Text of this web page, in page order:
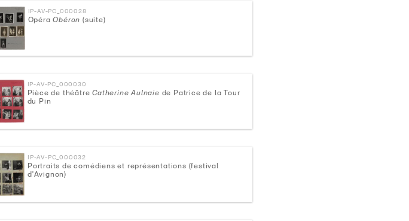
IP-AV-PC_000028
OpéraObéron (suite)
IP-AV-PC_000030
Pièce de théâtreCatherine Aulnaie de Patrice de la Tour
du Pin
IP-AV-PC_000032
Portraits de comédiens et représentations (festival
d'Avignon)